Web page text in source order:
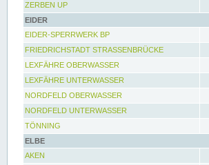
ZERBEN UP
EIDER
EIDER-SPERRWERK BP
FRIEDRICHSTADT STRASSENBRÜCKE
LEXFÄHRE OBERWASSER
LEXFÄHRE UNTERWASSER
NORDFELD OBERWASSER
NORDFELD UNTERWASSER
TÖNNING
ELBE
AKEN